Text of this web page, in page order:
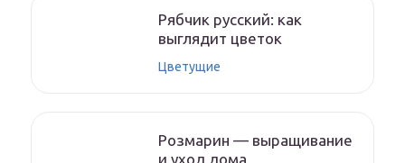
Рябчик русский: как
выглядит цветок
Цветущие
Розмарин — выращивание
и уход дома